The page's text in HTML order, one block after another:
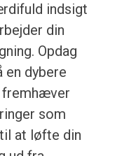
indsigt
din
Opdag
dybere
fremhæver
som
at løfte din